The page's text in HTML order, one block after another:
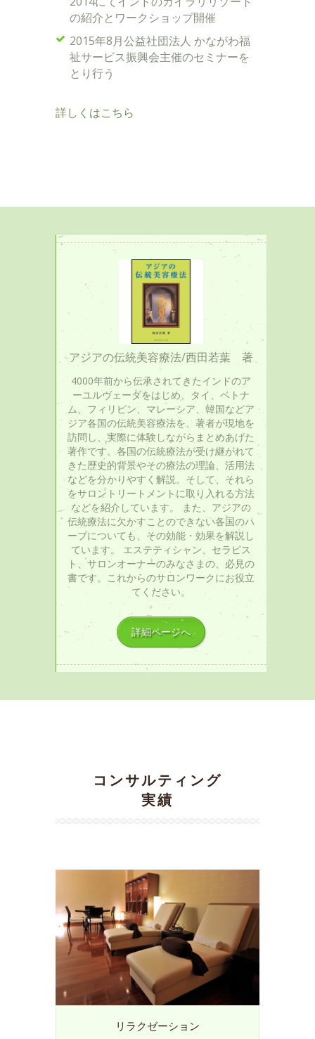
の紹介とワークショップ開催
2015年8月公益社団法人 かながわ福
祉サービス振興会主催のセミナーを
とり行う
詳しくはこちら
アジアの伝統美容療法/西田若葉 著
4000年前から伝承されてきたインドのア
ーユルヴェーダをはじめ、タイ、ベトナ
ム、フィリピン、マレーシア、韓国などア
ジア各国の伝統美容療法を、著者が現地を
訪問し、実際に体験しながらまとめあげた
著作です。各国の伝統療法が受け継がれて
きた歴史的背景やその療法の理論、活用法
などを分かりやすく解説。そして、それら
をサロントリートメントに取り入れる方法
などを紹介しています。 また、アジアの
伝統療法に欠かすことのできない各国のハ
ーブについても、その効能・効果を解説し
ています。 エステティシャン、セラピス
ト、サロンオーナーのみなさまの、必見の
書です。これからのサロンワークにお役立
てください。
詳細ページへ
コンサルティング
実績
リラクゼーション